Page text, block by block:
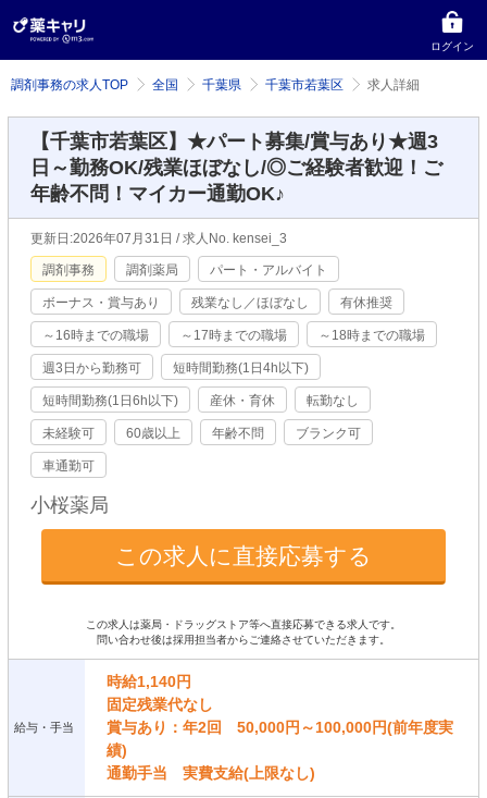
ログイン
調剤事務の求人TOP 全国 千葉県 千葉市若葉区 求人詳細
【千葉市若葉区】★パート募集/賞与あり★週3
日～勤務OK/残業ほぼなし/◎ご経験者歓迎！ご
年齢不問！マイカー通勤OK♪
更新日:2026年07月31日 / 求人No. kensei_3
調剤事務 調剤薬局 パート・アルバイト
ボーナス・賞与あり 残業なし／ほぼなし 有休推奨
～16時までの職場 ～17時までの職場 ～18時までの職場
週3日から勤務可 短時間勤務(1日4h以下)
短時間勤務(1日6h以下) 産休・育休 転勤なし
未経験可 60歳以上 年齢不問 ブランク可
車通勤可
小桜薬局
この求人に直接応募する
この求人は薬局・ドラッグストア等へ直接応募できる求人です。
問い合わせ後は採用担当者からご連絡させていただきます。
給与・手当
時給1,140円
固定残業代なし
賞与あり：年2回 50,000円～100,000円(前年度実
績)
通勤手当 実費支給(上限なし)